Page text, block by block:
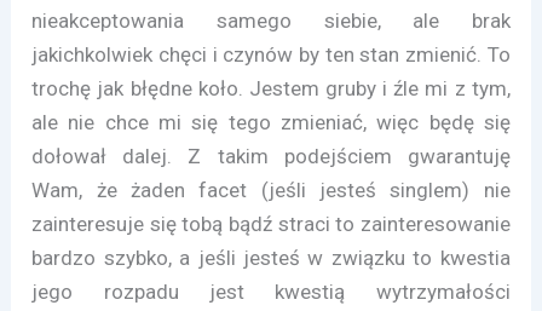
nieakceptowania samego siebie, ale brak
jakichkolwiek chęci i czynów by ten stan zmienić. To
trochę jak błędne koło. Jestem gruby i źle mi z tym,
ale nie chce mi się tego zmieniać, więc będę się
dołował dalej. Z takim podejściem gwarantuję
Wam, że żaden facet (jeśli jesteś singlem) nie
zainteresuje się tobą bądź straci to zainteresowanie
bardzo szybko, a jeśli jesteś w związku to kwestia
jego rozpadu jest kwestią wytrzymałości